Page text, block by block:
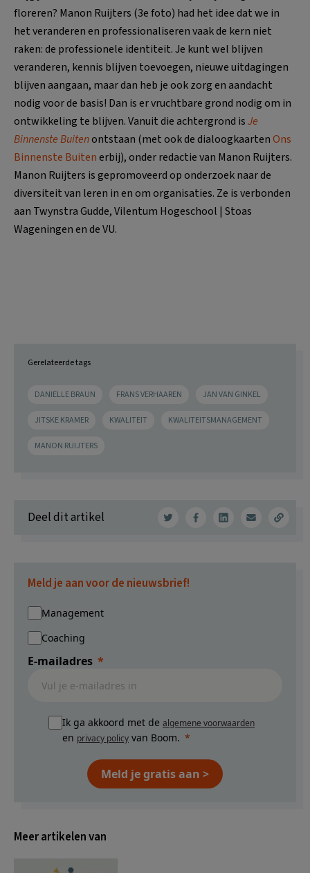
floreren? Manon Ruijters (3e foto) had het idee dat we in
het veranderen en professionaliseren vaak de kern niet
raken: de professionele identiteit. Je kunt wel blijven
veranderen, kennis blijven toevoegen, nieuwe uitdagingen
blijven aangaan, maar dan heb je ook zorg en aandacht
nodig voor de basis! Dan is er vruchtbare grond nodig om in
ontwikkeling te blijven. Vanuit die achtergrond isJe
Binnenste Buitenontstaan (met ook de dialoogkaartenOns
Binnenste Buitenerbij), onder redactie van Manon Ruijters.
Manon Ruijters is gepromoveerd op onderzoek naar de
diversiteit van leren in en om organisaties. Ze is verbonden
aan Twynstra Gudde, Vilentum Hogeschool | Stoas
Wageningen en de VU.
Gerelateerde tags
DANIELLE BRAUN FRANS VERHAAREN JAN VAN GINKEL
JITSKE KRAMER KWALITEIT KWALITEITSMANAGEMENT
MANON RUIJTERS
Deel dit artikel
Meld je aan voor de nieuwsbrief!
Management
Coaching
E-mailadres
Ik ga akkoord met de algemene voorwaarden
en privacy policy van Boom.
Meld je gratis aan >
Meer artikelen van